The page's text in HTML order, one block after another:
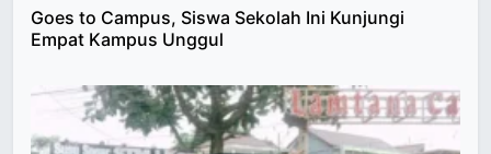
Goes to Campus, Siswa Sekolah Ini Kunjungi
Empat Kampus Unggul